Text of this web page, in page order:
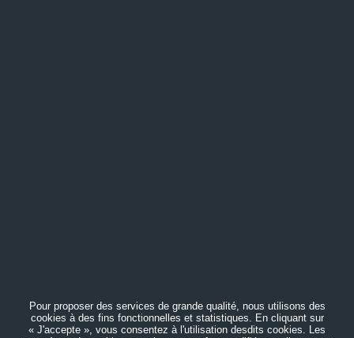
Pour proposer des services de grande qualité, nous utilisons des
cookies à des fins fonctionnelles et statistiques. En cliquant sur
« J'accepte », vous consentez à l'utilisation desdits cookies. Les